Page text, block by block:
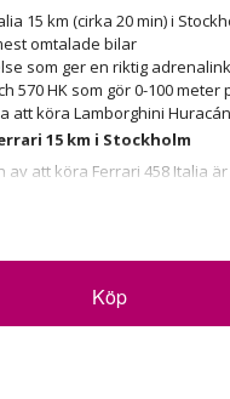
15 km (cirka 20 min) i
omtalade bilar
som ger en riktig
570 HK som gör 0-100 meter
att köra Lamborghini Huracán
15 km i Stockholm
av att köra Ferrari 458 Italia
monstermaskin!
professionella instruktör för
dig bekvämt.
av exklusiva material
igenom de nödvändiga
Köp